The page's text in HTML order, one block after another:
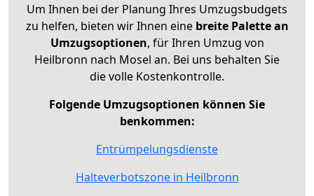
Um Ihnen bei der Planung Ihres Umzugsbudgets
zu helfen, bieten wir Ihnen eine breite Palette an
Umzugsoptionen, für Ihren Umzug von
Heilbronn nach Mosel an. Bei uns behalten Sie
die volle Kostenkontrolle.
Folgende Umzugsoptionen können Sie
benkommen:
Entrümpelungsdienste
Halteverbotszone in Heilbronn